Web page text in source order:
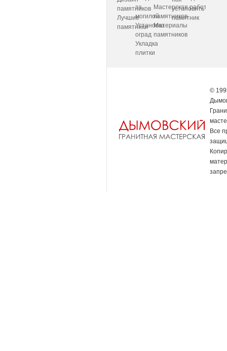
памятников
Лучшие
памятники
за
могилой
Установка
оград
Укладка
плитки
Мастерская
памятников
Материалы
памятников
установить
памятник
работаем
©
Все